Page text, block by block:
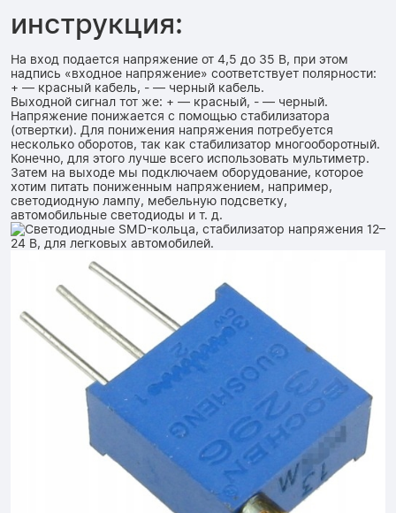
инструкция:
На вход подается напряжение от 4,5 до 35 В, при этом
надпись «входное напряжение» соответствует полярности:
+ — красный кабель, - — черный кабель.
Выходной сигнал тот же: + — красный, - — черный.
Напряжение понижается с помощью стабилизатора
(отвертки). Для понижения напряжения потребуется
несколько оборотов, так как стабилизатор многооборотный.
Конечно, для этого лучше всего использовать мультиметр.
Затем на выходе мы подключаем оборудование, которое
хотим питать пониженным напряжением, например,
светодиодную лампу, мебельную подсветку,
автомобильные светодиоды и т. д.